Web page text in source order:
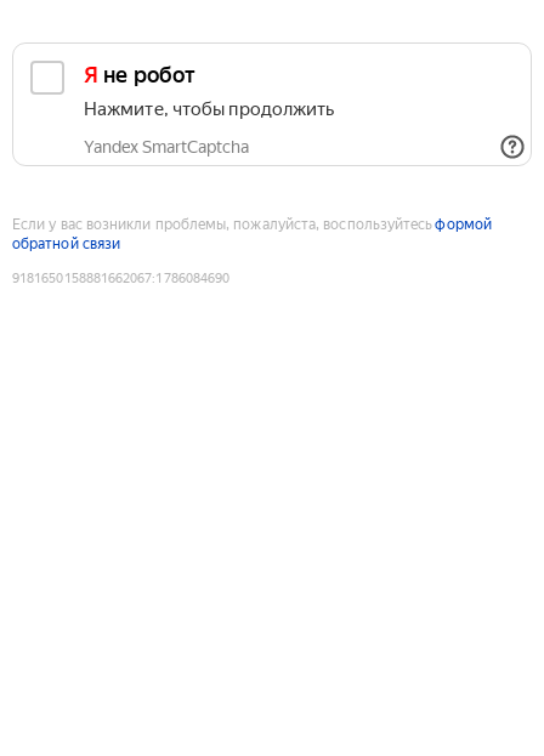
Я не робот
Нажмите, чтобы продолжить
Yandex SmartCaptcha
Если у вас возникли проблемы, пожалуйста, воспользуйтесьформой
обратной связи
9181650158881662067:1786084690